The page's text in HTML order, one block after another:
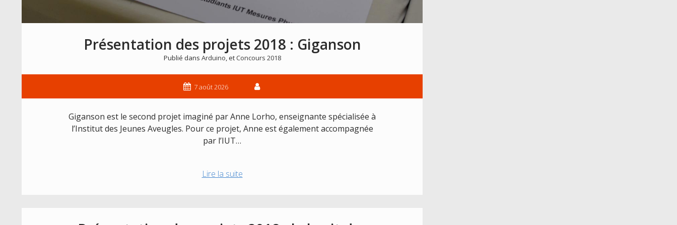
Présentation des projets 2018 : Giganson
Publié dans Arduino, etConcours 2018
7 août 2026
Giganson est le second projet imaginé par Anne Lorho, enseignante spécialisée à
l’Institut des Jeunes Aveugles. Pour ce projet, Anne est également accompagnée
par l’IUT…
Lire la suitePrésentation